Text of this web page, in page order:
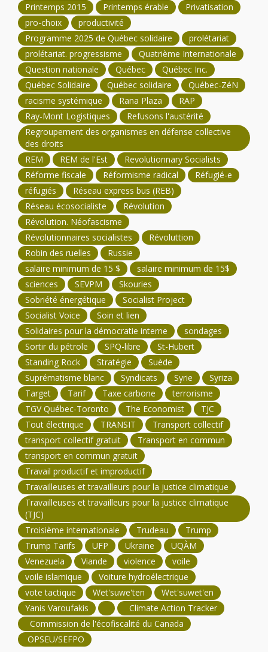
Printemps 2015
Printemps érable
Privatisation
pro-choix
productivité
Programme 2025 de Québec solidaire
prolétariat
prolétariat. progressisme
Quatrième Internationale
Question nationale
Québec
Québec Inc.
Québec Solidaire
Québec solidaire
Québec-ZéN
racisme systémique
Rana Plaza
RAP
Ray-Mont Logistiques
Refusons l'austérité
Regroupement des organismes en défense collective
des droits
REM
REM de l'Est
Revolutionnary Socialists
Réforme fiscale
Réformisme radical
Réfugié-e
réfugiés
Réseau express bus (REB)
Réseau écosocialiste
Révolution
Révolution. Néofascisme
Révolutionnaires socialistes
Révoluttion
Robin des ruelles
Russie
salaire minimum de 15 $
salaire minimum de 15$
sciences
SEVPM
Skouries
Sobriété énergétique
Socialist Project
Socialist Voice
Soin et lien
Solidaires pour la démocratie interne
sondages
Sortir du pétrole
SPQ-libre
St-Hubert
Standing Rock
Stratégie
Suède
Suprématisme blanc
Syndicats Syrie
Syriza
Target
Tarif Taxe carbone
terrorisme
TGV Québec-Toronto
The Economist
TJC
Tout électrique
TRANSIT
Transport collectif
transport collectif gratuit
Transport en commun
transport en commun gratuit
Travail productif et improductif
Travailleuses et travailleurs pour la justice climatique
Travailleuses et travailleurs pour la justice climatique
(TJC)
Troisième internationale
Trudeau
Trump
Trump Tarifs
UFP Ukraine
UQÀM
Venezuela
Viande violence
voile
voile islamique
Voiture hydroélectrique
vote tactique
Wet'suwe'ten
Wet'suwet'en
Yanis Varoufakis
Climate Action Tracker
Commission de l'écofiscalité du Canada
OPSEU/SEFPO